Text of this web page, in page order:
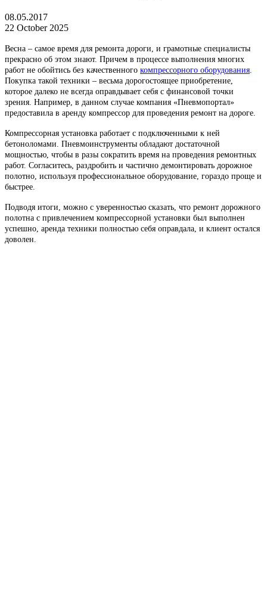
08.05.2017
22 October 2025
Весна – самое время для ремонта дороги, и грамотные специалисты
прекрасно об этом знают. Причем в процессе выполнения многих
работ не обойтись без качественного компрессорного оборудования
Покупка такой техники – весьма дорогостоящее приобретение,
которое далеко не всегда оправдывает себя с финансовой точки
зрения. Например, в данном случае компания «Пневмопортал»
предоставила в аренду компрессор для проведения ремонт на дороге.
Компрессорная установка работает с подключенными к ней
бетоноломами. Пневмоинструменты обладают достаточной
мощностью, чтобы в разы сократить время на проведения ремонтных
работ. Согласитесь, раздробить и частично демонтировать дорожное
полотно, используя профессиональное оборудование, гораздо проще и
быстрее.
Подводя итоги, можно с уверенностью сказать, что ремонт дорожного
полотна с привлечением компрессорной установки был выполнен
успешно, аренда техники полностью себя оправдала, и клиент остался
доволен.